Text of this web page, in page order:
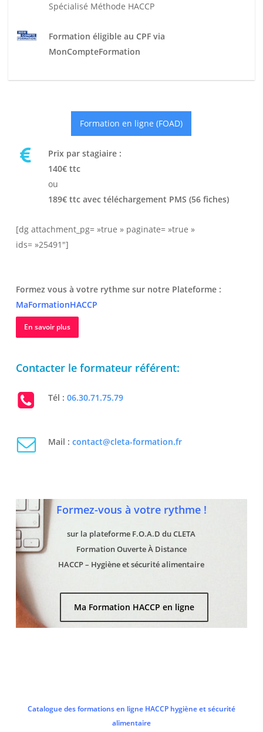
Spécialisé Méthode HACCP
Formation éligible au CPF via
MonCompteFormation
Formation en ligne (FOAD)
Prix par stagiaire :
140€ ttc
ou
189€ ttc avec téléchargement PMS (56 fiches)
[dg attachment_pg= »true » paginate= »true »
ids= »25491″]
Formez vous à votre rythme sur notre Plateforme :
MaFormationHACCP
En savoir plus
Contacter le formateur référent:
Tél :06.30.71.75.79
Mail :contact@cleta-formation.fr
Formez-vous à votre rythme !
sur la plateforme F.O.A.D du CLETA
Formation Ouverte À Distance
HACCP – Hygiène et sécurité alimentaire
Ma Formation HACCP en ligne
Catalogue des formations en ligne HACCP hygiène et sécurité
alimentaire